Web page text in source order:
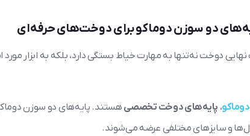
دو سوزن دوماکو برای دوخت‌های حرفه‌ای
دوخت نه‌تنها به مهارت خیاط بستگی دارد، بلکه به ابزار مورد
، پایه‌های دوخت تخصصی هستند. پایه‌های دو سوزن
و سایزهای مختلفی عرضه می‌شوند.